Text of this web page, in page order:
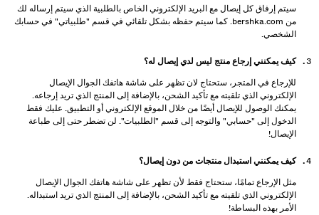
سيتم إرفاق كل إيصال مع البريد الإلكتروني الخاص بالطلبية الذي سيتم إرساله لك
من bershka.com. كما سيتم حفظه بشكل تلقائي في قسم "طلبياتي" في حسابك
الشخصي.
كيف يمكنني إرجاع منتج ليس لدي إيصال له؟
للإرجاع في المتجر، ستحتاج لان تظهر على شاشة هاتفك الجوال الإيصال
الإلكتروني الذي تلقيته مع تأكيد الشحن، بالإضافة إلى المنتج الذي تريد إرجاعه.
يمكنك الوصول للإيصال أيضًا من خلال الموقع الإلكتروني أو التطبيق. عليك فقط
الدخول إلى "حسابي" والتوجه إلى قسم "الطلبيات". لن تضطر حتى إلى طباعة
الإيصال!
كيف يمكنني استبدال منتجات من دون إيصال؟
مثل الإرجاع تمامًا، ستحتاج فقط لأن تظهر على شاشة هاتفك الجوال الإيصال
الإلكتروني الذي تلقيته مع تأكيد الشحن، بالإضافة إلى المنتج الذي تريد استبداله.
الأمر بهذه البساطة!